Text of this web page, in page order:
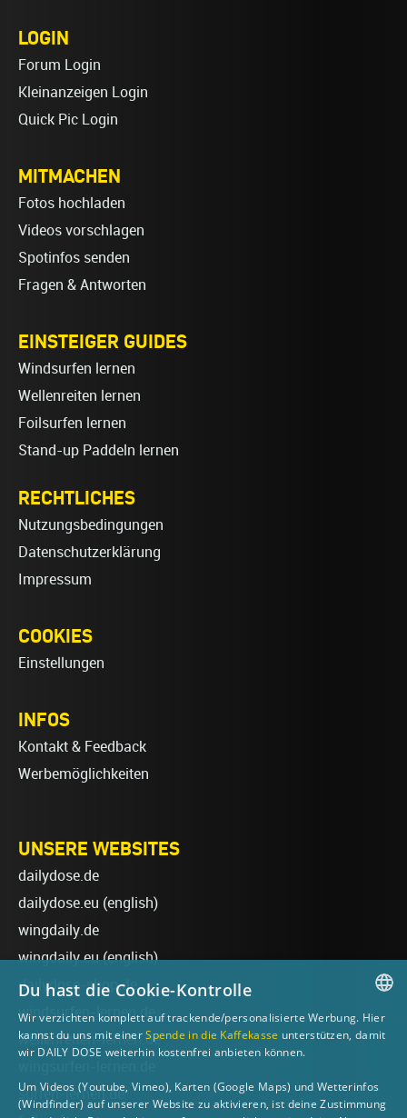
LOGIN
Forum Login
Kleinanzeigen Login
Quick Pic Login
MITMACHEN
Fotos hochladen
Videos vorschlagen
Spotinfos senden
Fragen & Antworten
EINSTEIGER GUIDES
Windsurfen lernen
Wellenreiten lernen
Foilsurfen lernen
Stand-up Paddeln lernen
RECHTLICHES
Nutzungsbedingungen
Datenschutzerklärung
Impressum
COOKIES
Einstellungen
INFOS
Kontakt & Feedback
Werbemöglichkeiten
UNSERE WEBSITES
dailydose.de
dailydose.eu (english)
wingdaily.de
wingdaily.eu(english)
dailydose-shop.de
windsurfen-lernen.de
wellenreiten-lernen.de
surfen-lernen.de
GERMAN
Du hast die Cookie-Kontrolle
Wir verzichten komplett auf trackende/personalisierte Werbung. Hier
kannst du uns mit einerSpende in die Kaffekasse unterstützen, damit
wir DAILY DOSE weiterhin kostenfrei anbieten können.
Um Videos (Youtube, Vimeo), Karten (Google Maps) und Wetterinfos
(Windfinder) auf unserer Website zu aktivieren, ist deine Zustimmung